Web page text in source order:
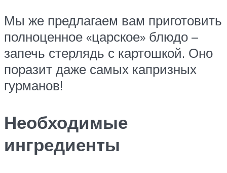
Мы же предлагаем вам приготовить
полноценное «царское» блюдо –
запечь стерлядь с картошкой. Оно
поразит даже самых капризных
гурманов!
Необходимые
ингредиенты